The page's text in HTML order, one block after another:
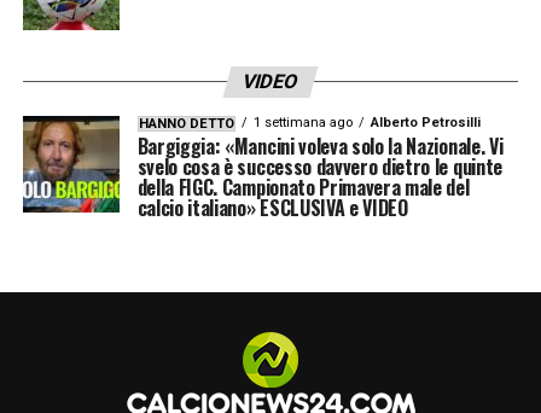
VIDEO
HANNO DETTO 1 settimana ago Alberto Petrosilli
Bargiggia: «Mancini voleva solo la Nazionale. Vi
svelo cosa è successo davvero dietro le quinte
della FIGC. Campionato Primavera male del
calcio italiano» ESCLUSIVA e VIDEO